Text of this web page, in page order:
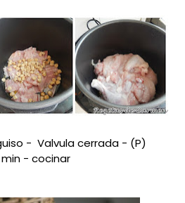
- Valvula cerrada - (P)
- cocinar